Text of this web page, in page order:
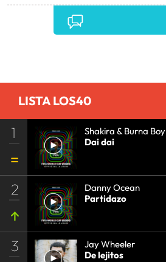
LISTA LOS40
1
Shakira & Burna Boy
Dai dai
2
Danny Ocean
Partidazo
3
Jay Wheeler
De lejitos